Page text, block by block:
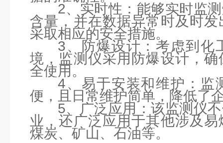
2、实时性：能够实时监
含量，并在数据异常时及时
采取相应的安全措施。
3、防爆设计：考虑到化
境，监测仪采用防爆设计，
全使用。
4、易于安装和维护：监
便，且日常维护简单，降低了
5、广泛应用：该监测仪
业，还广泛应用于其他涉及
煤炭、矿山、石油等。